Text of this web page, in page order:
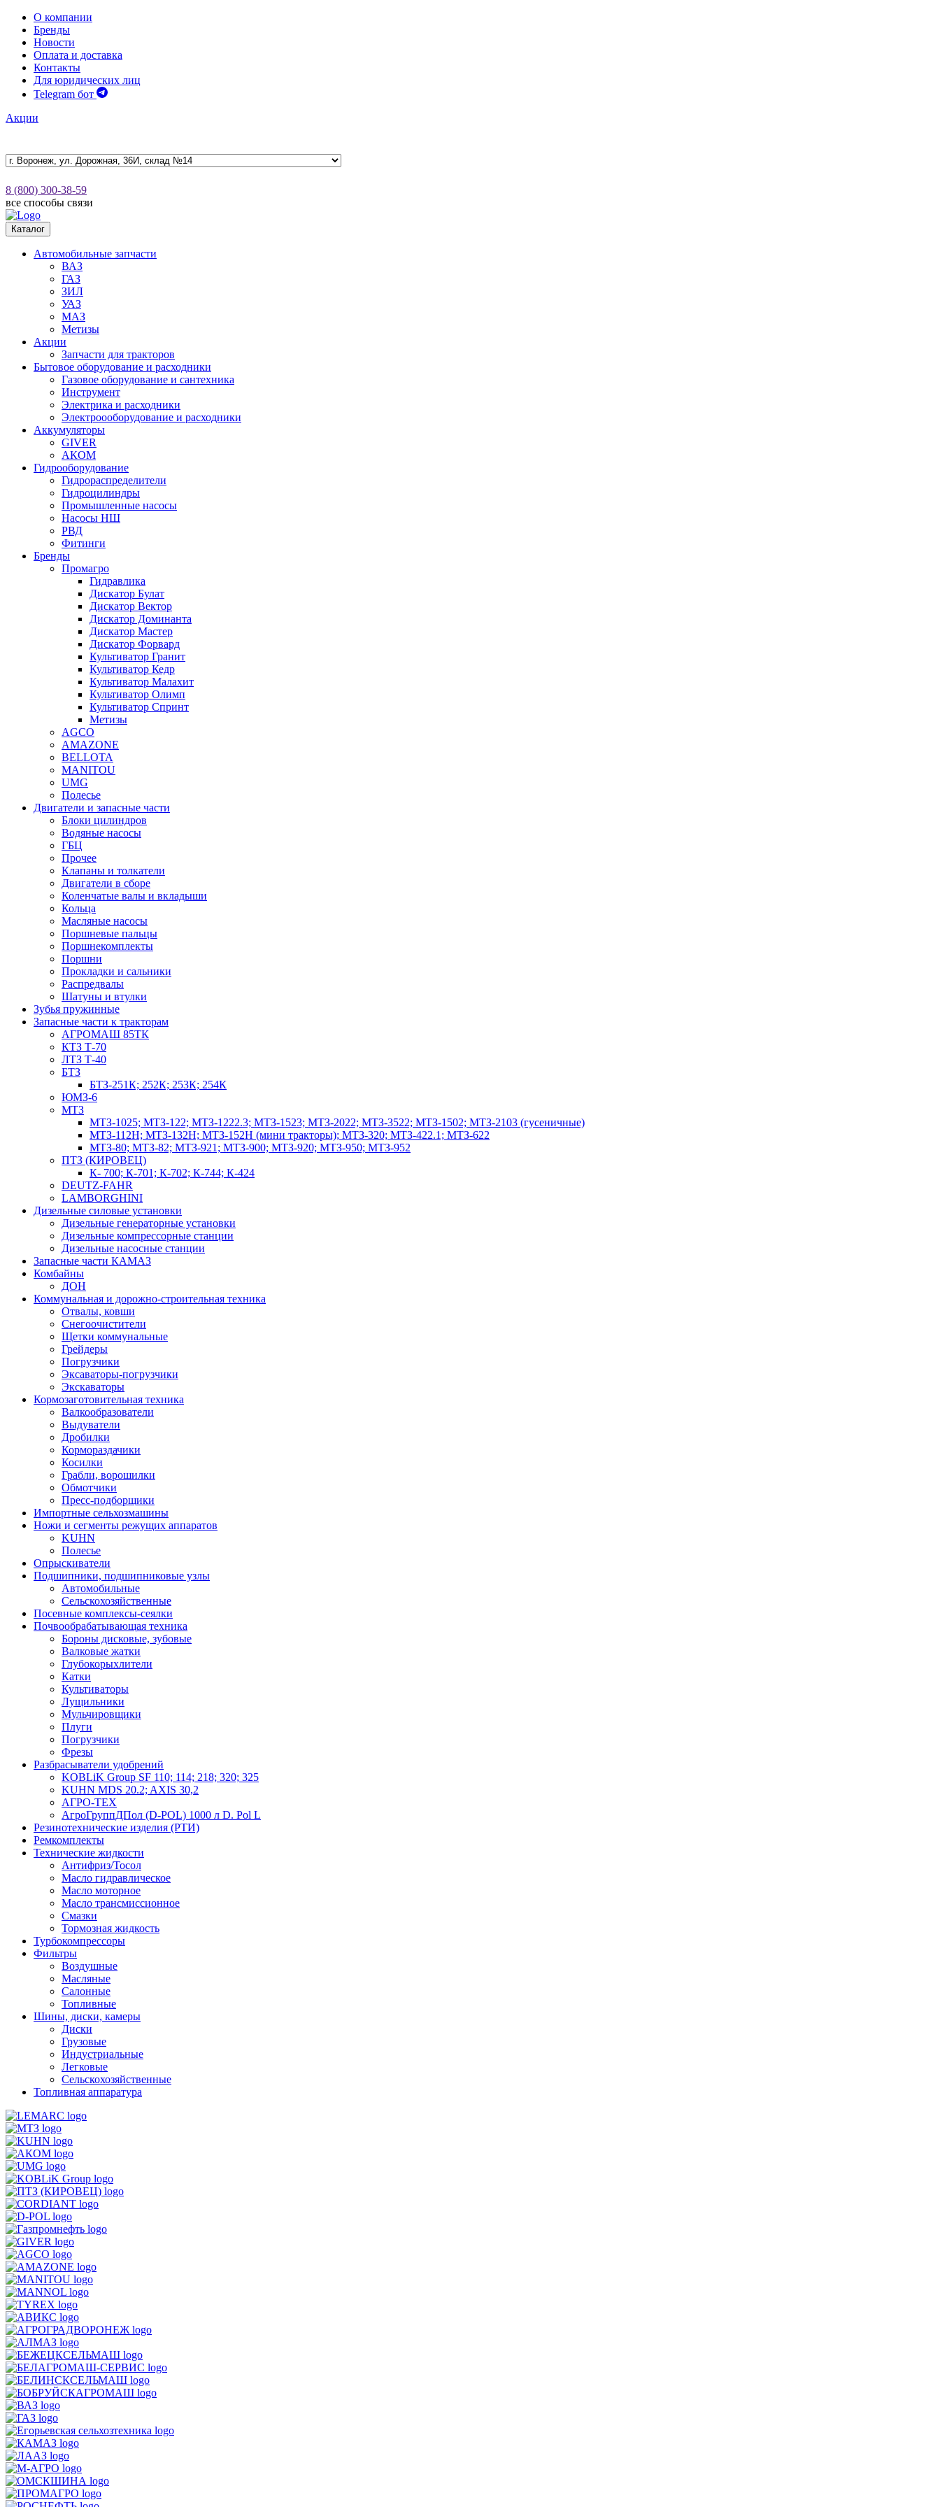
О компании
Бренды
Новости
Оплата и доставка
Контакты
Для юридических лиц
Telegram бот
Акции
8 (800) 300-38-59
все способы связи
Каталог
Автомобильные запчасти
ВАЗ
ГАЗ
ЗИЛ
УАЗ
МАЗ
Метизы
Акции
Запчасти для тракторов
Бытовое оборудование и расходники
Газовое оборудование и сантехника
Инструмент
Электрика и расходники
Электроооборудование и расходники
Аккумуляторы
GIVER
АКОМ
Гидрооборудование
Гидрораспределители
Гидроцилиндры
Промышленные насосы
Насосы НШ
РВД
Фитинги
Бренды
Промагро
Гидравлика
Дискатор Булат
Дискатор Вектор
Дискатор Доминанта
Дискатор Мастер
Дискатор Форвард
Культиватор Гранит
Культиватор Кедр
Культиватор Малахит
Культиватор Олимп
Культиватор Спринт
Метизы
AGCO
AMAZONE
BELLOTA
MANITOU
UMG
Полесье
Двигатели и запасные части
Блоки цилиндров
Водяные насосы
ГБЦ
Прочее
Клапаны и толкатели
Двигатели в сборе
Коленчатые валы и вкладыши
Кольца
Масляные насосы
Поршневые пальцы
Поршнекомплекты
Поршни
Прокладки и сальники
Распредвалы
Шатуны и втулки
Зубья пружинные
Запасные части к тракторам
АГРОМАШ 85ТК
КТЗ Т-70
ЛТЗ Т-40
БТЗ
БТЗ-251К; 252К; 253К; 254К
ЮМЗ-6
МТЗ
МТЗ-1025; МТЗ-122; МТЗ-1222.3; МТЗ-1523; МТЗ-2022; МТЗ-3522; МТЗ-1502; МТЗ-2103 (гусеничные)
МТЗ-112Н; МТЗ-132Н; МТЗ-152Н (мини тракторы); МТЗ-320; МТЗ-422.1; МТЗ-622
МТЗ-80; МТЗ-82; МТЗ-921; МТЗ-900; МТЗ-920; МТЗ-950; МТЗ-952
ПТЗ (КИРОВЕЦ)
К- 700; К-701; К-702; К-744; К-424
DEUTZ-FAHR
LAMBORGHINI
Дизельные силовые установки
Дизельные генераторные установки
Дизельные компрессорные станции
Дизельные насосные станции
Запасные части КАМАЗ
Комбайны
ДОН
Коммунальная и дорожно-строительная техника
Отвалы, ковши
Снегоочистители
Щетки коммунальные
Грейдеры
Погрузчики
Эксаваторы-погрузчики
Экскаваторы
Кормозаготовительная техника
Валкообразователи
Выдуватели
Дробилки
Кормораздачики
Косилки
Грабли, ворошилки
Обмотчики
Пресс-подборщики
Импортные сельхозмашины
Ножи и сегменты режущих аппаратов
KUHN
Полесье
Опрыскиватели
Подшипники, подшипниковые узлы
Автомобильные
Сельскохозяйственные
Посевные комплексы-сеялки
Почвообрабатывающая техника
Бороны дисковые, зубовые
Валковые жатки
Глубокорыхлители
Катки
Культиваторы
Лущильники
Мульчировщики
Плуги
Погрузчики
Фрезы
Разбрасыватели удобрений
KOBLiK Group SF 110; 114; 218; 320; 325
KUHN MDS 20.2; AXIS 30,2
АГРО-ТЕХ
АгроГруппДПол (D-POL) 1000 л D. Pol L
Резинотехнические изделия (РТИ)
Ремкомплекты
Технические жидкости
Антифриз/Тосол
Масло гидравлическое
Масло моторное
Масло трансмиссионное
Смазки
Тормозная жидкость
Турбокомпрессоры
Фильтры
Воздушные
Масляные
Салонные
Топливные
Шины, диски, камеры
Диски
Грузовые
Индустриальные
Легковые
Сельскохозяйственные
Топливная аппаратура